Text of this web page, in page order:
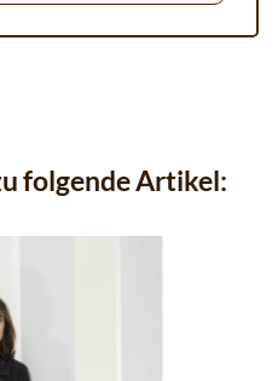
folgende Artikel: